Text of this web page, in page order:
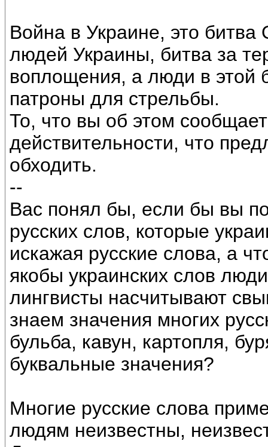
Война в Украине, это
людей Украины, битва за
воплощения, а люди в этой
патроны для стрельбы.
То, что вы об этом
действительности, что
обходить.
--
Вас понял бы, если бы вы
русских слов, которые
искажая русские слова, а
якобы украинских слов
лингвисты насчитывают
знаем значения многих
бульба, кавун, картопля,
буквальные значения?
Многие русские слова
людям неизвестны,